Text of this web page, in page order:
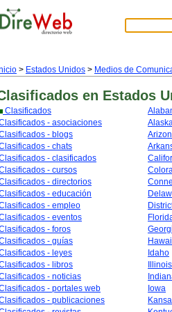
> Estados Unidos > Medios de
en Estados
Clasificados
- asociaciones
- blogs
- chats
- clasificados
- cursos
- directorios
- educación
- empleo
- eventos
- foros
- guías
- leyes
- libros
- noticias
- portales web
- publicaciones
Idaho
Illinois
Iowa